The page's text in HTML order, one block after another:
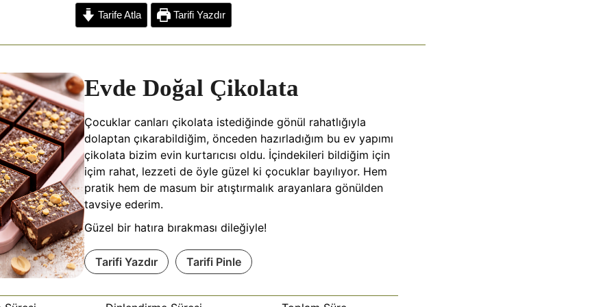
a
r
e
Tarife Atla Tarifi Yazdır
Evde Doğal Çikolata
Çocuklar canları çikolata istediğinde gönül rahatlığıyla
dolaptan çıkarabildiğim, önceden hazırladığım bu ev yapımı
çikolata bizim evin kurtarıcısı oldu. İçindekileri bildiğim için
içim rahat, lezzeti de öyle güzel ki çocuklar bayılıyor. Hem
pratik hem de masum bir atıştırmalık arayanlara gönülden
tavsiye ederim.
Güzel bir hatıra bırakması dileğiyle!
Tarifi Yazdır Tarifi Pinle